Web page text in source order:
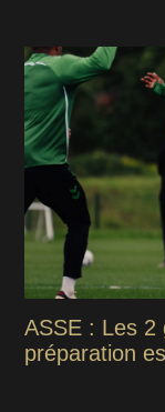
ASSE : Les 2
préparation